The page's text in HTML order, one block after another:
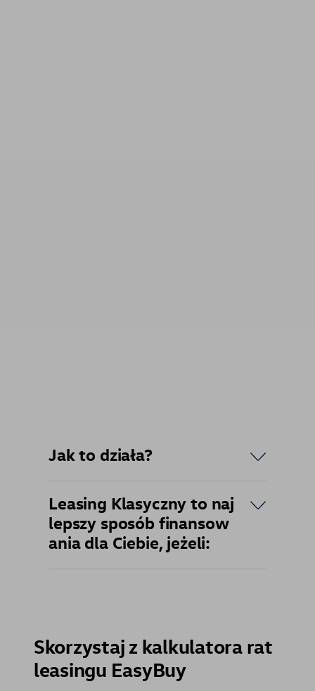
Jak to działa?
Leasing Klasyczny to naj
lepszy sposób finansow
ania dla Ciebie, jeżeli:
Skorzystaj z kalkulatora rat
leasingu EasyBuy